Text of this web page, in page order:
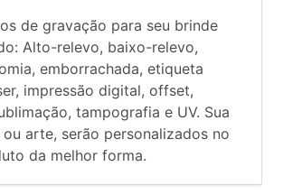
de gravação para seu brinde
Alto-relevo, baixo-relevo,
emborrachada, etiqueta
impressão digital, offset,
tampografia e UV. Sua
arte, serão personalizados no
da melhor forma.